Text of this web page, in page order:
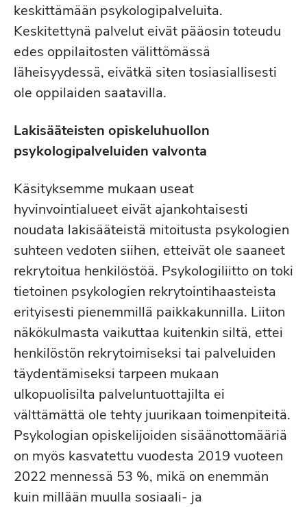
keskittämään psykologipalveluita.
Keskitettynä palvelut eivät pääosin toteudu
edes oppilaitosten välittömässä
läheisyydessä, eivätkä siten tosiasiallisesti
ole oppilaiden saatavilla.
Lakisääteisten opiskeluhuollon
psykologipalveluiden valvonta
Käsityksemme mukaan useat
hyvinvointialueet eivät ajankohtaisesti
noudata lakisääteistä mitoitusta psykologien
suhteen vedoten siihen, etteivät ole saaneet
rekrytoitua henkilöstöä. Psykologiliitto on toki
tietoinen psykologien rekrytointihaasteista
erityisesti pienemmillä paikkakunnilla. Liiton
näkökulmasta vaikuttaa kuitenkin siltä, ettei
henkilöstön rekrytoimiseksi tai palveluiden
täydentämiseksi tarpeen mukaan
ulkopuolisilta palveluntuottajilta ei
välttämättä ole tehty juurikaan toimenpiteitä.
Psykologian opiskelijoiden sisäänottomääriä
on myös kasvatettu vuodesta 2019 vuoteen
2022 mennessä 53 %, mikä on enemmän
kuin millään muulla sosiaali- ja